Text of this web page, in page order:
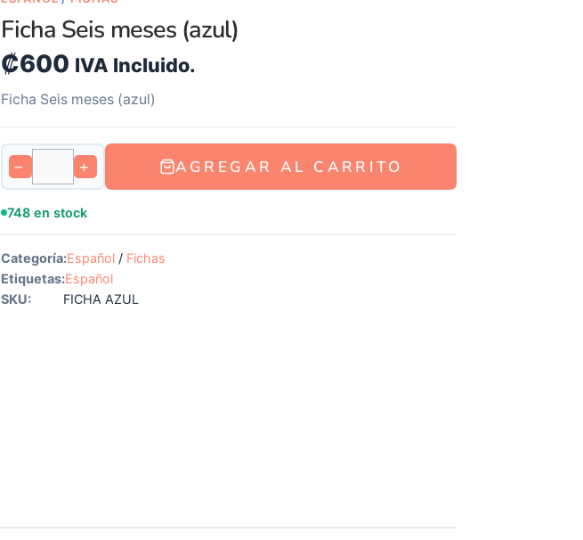
Ficha Seis meses (azul)
₡600 IVA Incluido.
Ficha Seis meses (azul)
− + AGREGAR AL CARRITO
748 en stock
Categoría:Español / Fichas
Etiquetas:Español
SKU:
FICHA AZUL